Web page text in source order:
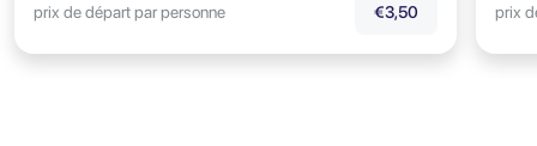
prix de départ par personne €3,50 prix